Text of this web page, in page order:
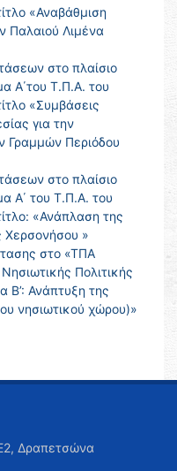
«Αναβάθμιση
Παλαιού Λιμένα
στο πλαίσιο
Α΄του Τ.Π.Α. του
«Συμβάσεις
για την
Γραμμών Περιόδου
στο πλαίσιο
Α΄ του Τ.Π.Α. του
«Ανάπλαση της
Χερσονήσου »
στο «ΤΠΑ
Πολιτικής
Ανάπτυξη της
νησιωτικού χώρου)»
Δραπετσώνα